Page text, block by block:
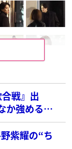
戦』出
か強める
紫耀の“ち